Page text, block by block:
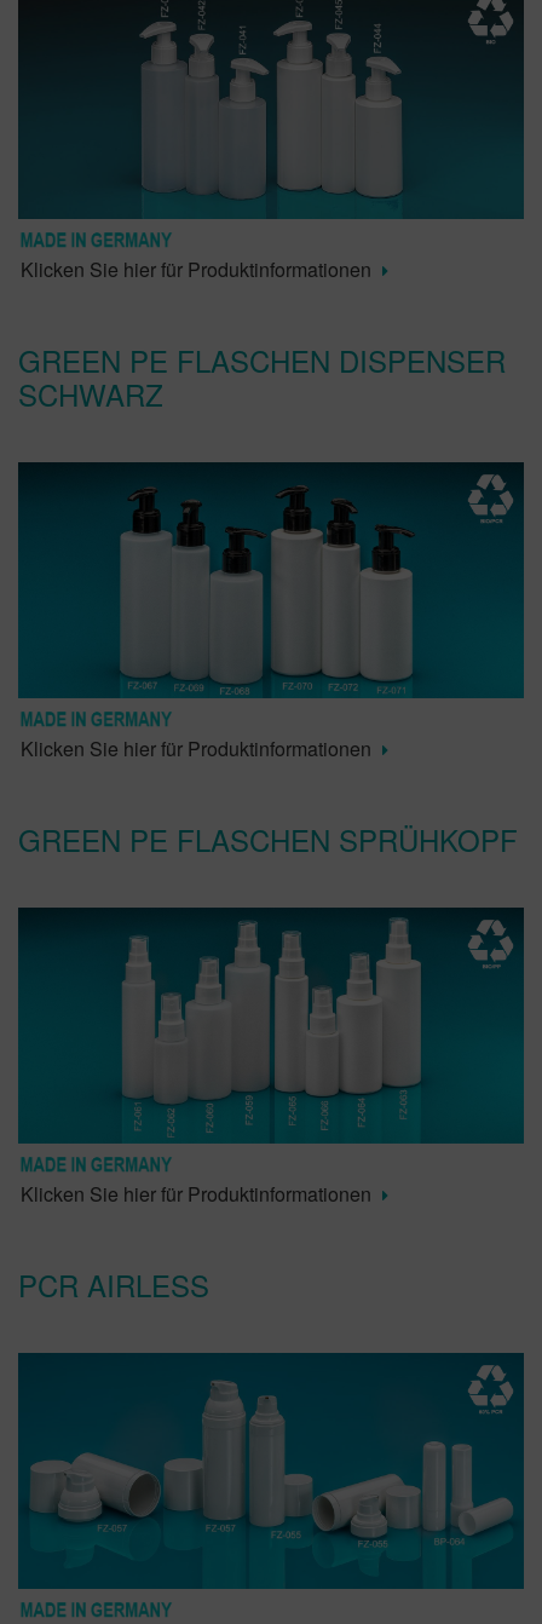
Klicken Sie hier für Produktinformationen
GREEN PE FLASCHEN DISPENSER
SCHWARZ
Klicken Sie hier für Produktinformationen
GREEN PE FLASCHEN SPRÜHKOPF
Klicken Sie hier für Produktinformationen
PCR AIRLESS